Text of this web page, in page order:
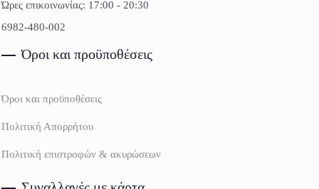
Ώρες επικοινωνίας: 17:00 - 20:30
6982-480-002
Όροι και προϋποθέσεις
Όροι και προϋποθέσεις
Πολιτική Απορρήτου
Πολιτική επιστροφών & ακυρώσεων